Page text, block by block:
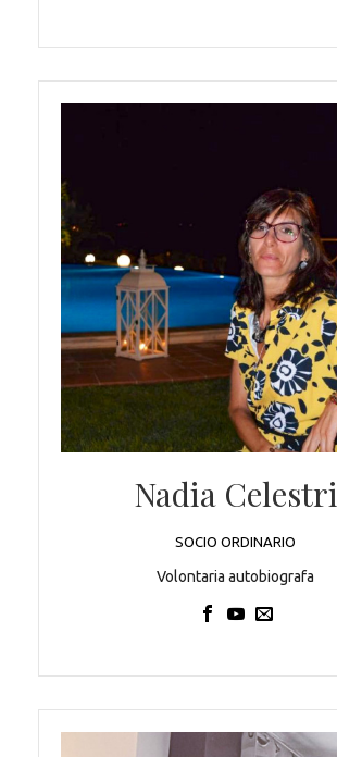
Nadia Celestri
SOCIO ORDINARIO
Volontaria autobiografa